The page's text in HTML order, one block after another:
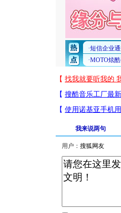
我来说两句
用户：